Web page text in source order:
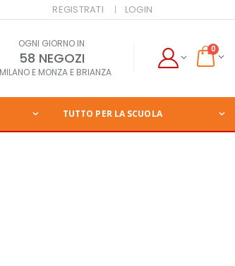
REGISTRATI LOGIN
OGNI GIORNO IN
58 NEGOZI
E MONZA E BRIANZA
0
TUTTO PER LA SCUOLA